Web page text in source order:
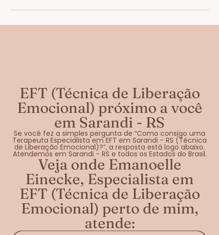
EFT (Técnica de Liberação
Emocional) próximo a você
em Sarandi - RS
Se você fez a simples pergunta de “Como consigo uma
Terapeuta Especialista em EFT em Sarandi - RS (Técnica
de Liberação Emocional)?”, a resposta está logo abaixo.
Atendemos em Sarandi - RS e todos os Estados do Brasil.
Veja onde Emanoelle
Einecke, Especialista em
EFT (Técnica de Liberação
Emocional) perto de mim,
atende: